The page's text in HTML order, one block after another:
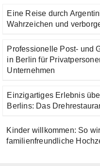
Eine Reise durch
Wahrzeichen und
Professionelle Post- und
in Berlin für
Unternehmen
Einzigartiges Erlebnis
Berlins: Das
Kinder willkommen: So
familienfreundliche